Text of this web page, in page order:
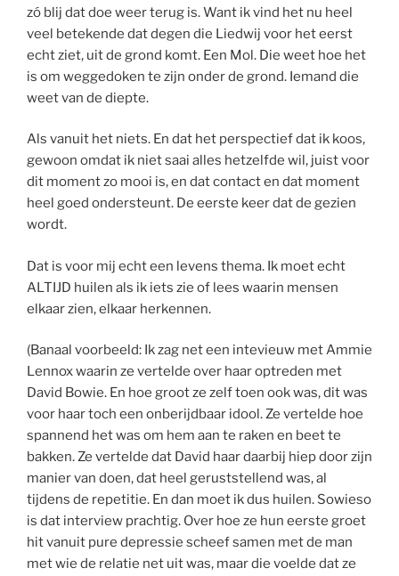
zó blij dat doe weer terug is. Want ik vind het nu heel
veel betekende dat degen die Liedwij voor het eerst
echt ziet, uit de grond komt. Een Mol. Die weet hoe het
is om weggedoken te zijn onder de grond. Iemand die
weet van de diepte.
Als vanuit het niets. En dat het perspectief dat ik koos,
gewoon omdat ik niet saai alles hetzelfde wil, juist voor
dit moment zo mooi is, en dat contact en dat moment
heel goed ondersteunt. De eerste keer dat de gezien
wordt.
Dat is voor mij echt een levens thema. Ik moet echt
ALTIJD huilen als ik iets zie of lees waarin mensen
elkaar zien, elkaar herkennen.
(Banaal voorbeeld: Ik zag net een intevieuw met Ammie
Lennox waarin ze vertelde over haar optreden met
David Bowie. En hoe groot ze zelf toen ook was, dit was
voor haar toch een onberijdbaar idool. Ze vertelde hoe
spannend het was om hem aan te raken en beet te
bakken. Ze vertelde dat David haar daarbij hiep door zijn
manier van doen, dat heel geruststellend was, al
tijdens de repetitie. En dan moet ik dus huilen. Sowieso
is dat interview prachtig. Over hoe ze hun eerste groet
hit vanuit pure depressie scheef samen met de man
met wie de relatie net uit was, maar die voelde dat ze